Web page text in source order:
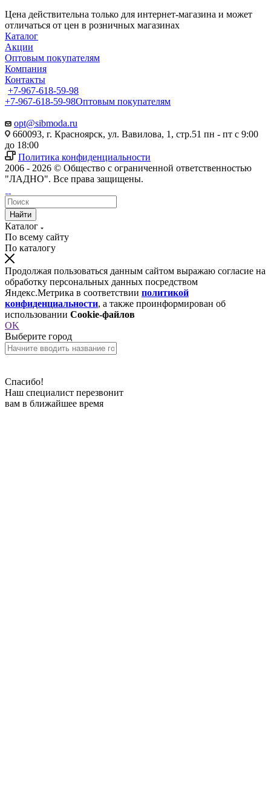
Цена действительна только для интернет-магазина и может
отличаться от цен в розничных магазинах
Каталог
Акции
Оптовым покупателям
Компания
Контакты
+7-967-618-59-98
+7-967-618-59-98Оптовым покупателям
opt@sibmoda.ru
660093, г. Красноярск, ул. Вавилова, 1, стр.51 пн - пт с 9:00
до 18:00
Политика конфиденциальности
2006 - 2026 © Общество с ограниченной ответственностью
"ЛАДНО". Все права защищены.
Найти
Каталог
По всему сайту
По каталогу
Продолжая пользоваться данным сайтом выражаю согласие на
обработку персональных данных посредством
Яндекс.Метрика в соответствии политикой
конфиденциальности, а также проинформирован об
использовании Cookie-файлов
OK
Выберите город
Спасибо!
Наш специалист перезвонит
вам в ближайшее время